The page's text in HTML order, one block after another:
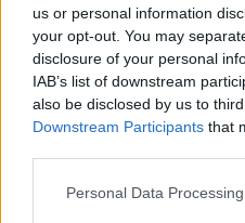
us or personal information
your opt-out. You may
disclosure of your personal
IAB’s list of downstream
also be disclosed by us to
Downstream Participants that
Personal Data